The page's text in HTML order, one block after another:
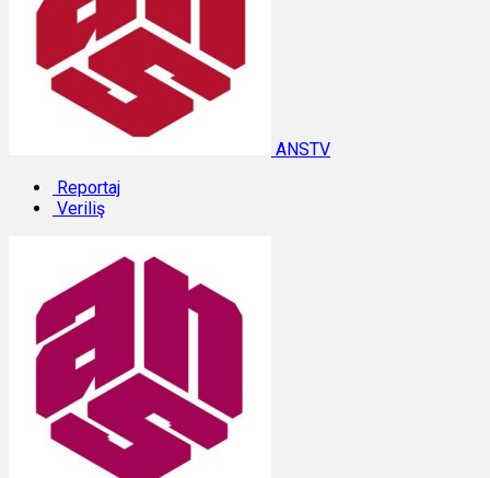
ANSTV
Reportaj
Veriliş